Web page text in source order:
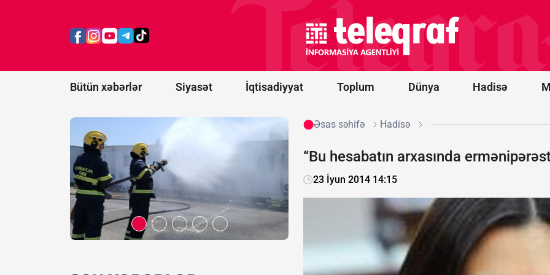
Bütün xəbərlər Siyasət İqtisadiyyat Toplum Dünya Hadisə
Xətai
başlayıb
prosesi
artıq
praktiki
nəticələr
mərhələsinə
RƏY
Əsas səhifə Hadisə
“Bu hesabatın arxasında
23 İyun 2014 14:15